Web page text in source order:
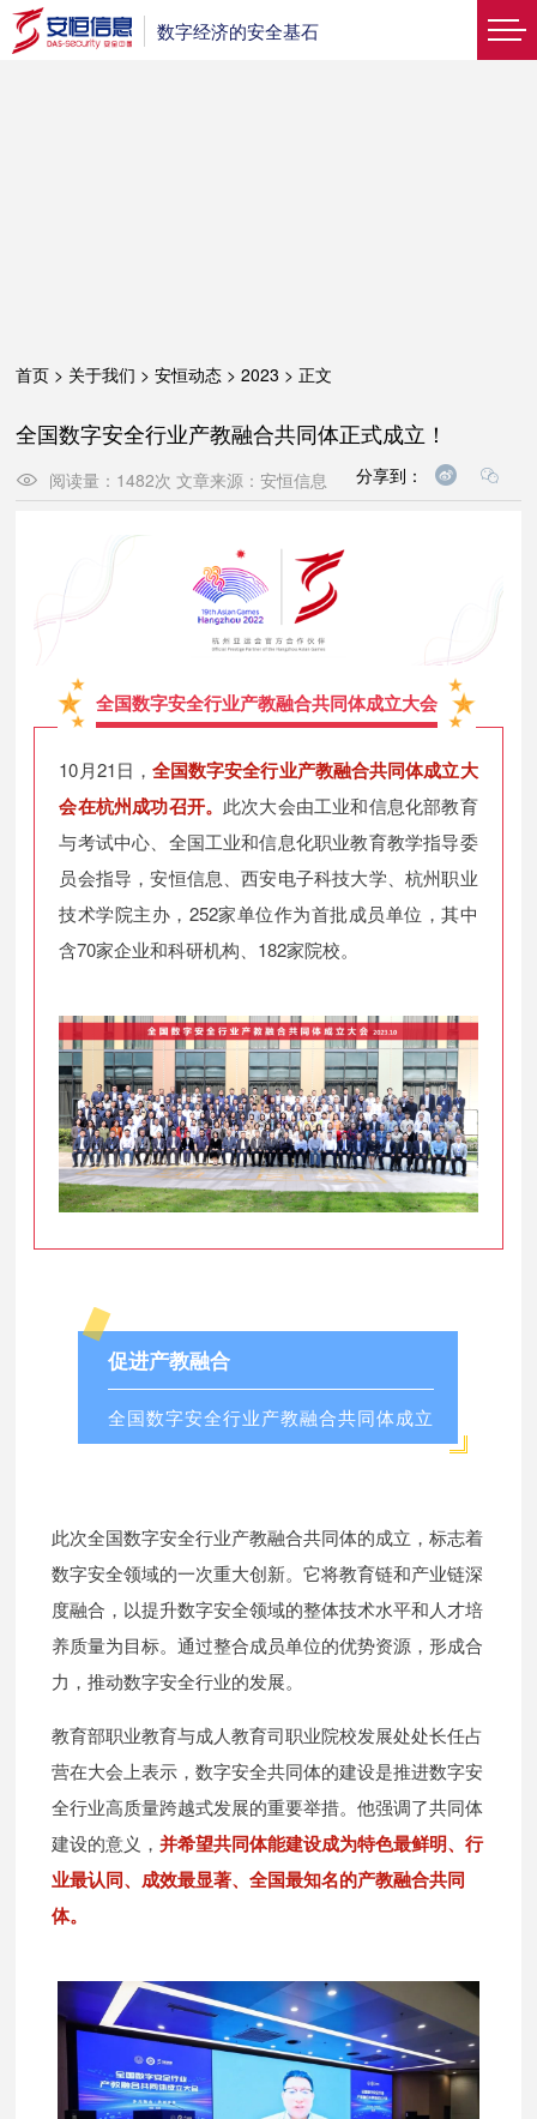
数字经济的安全基石
首页 > 关于我们 >安恒动态 >2023 >正文
全国数字安全行业产教融合共同体正式成立！
阅读量： 1482次文章来源：安恒信息 分享到：
全国数字安全行业产教融合共同体成立大会
10月21日， 全国数字安全行业产教融合共同体成立大
会在杭州成功召开。 此次大会由工业和信息化部教育
与考试中心、全国工业和信息化职业教育教学指导委
员会指导，安恒信息、西安电子科技大学、杭州职业
技术学院主办，252家单位作为首批成员单位，其中
含70家企业和科研机构、182家院校。
促进产教融合
全国数字安全行业产教融合共同体成立
此次全国数字安全行业产教融合共同体的成立，标志着
数字安全领域的一次重大创新。它将教育链和产业链深
度融合，以提升数字安全领域的整体技术水平和人才培
养质量为目标。通过整合成员单位的优势资源，形成合
力，推动数字安全行业的发展。
教育部职业教育与成人教育司职业院校发展处处长任占
营在大会上表示，数字安全共同体的建设是推进数字安
全行业高质量跨越式发展的重要举措。他强调了共同体
建设的意义，并希望共同体能建设成为特色最鲜明、行
业最认同、成效最显著、全国最知名的产教融合共同
体。